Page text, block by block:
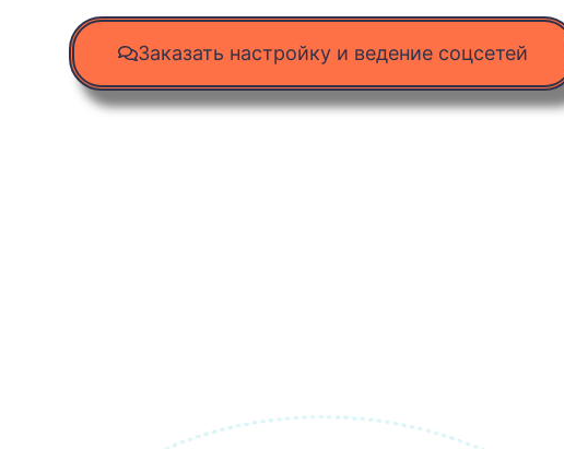
Заказать настройку и ведение соцсетей